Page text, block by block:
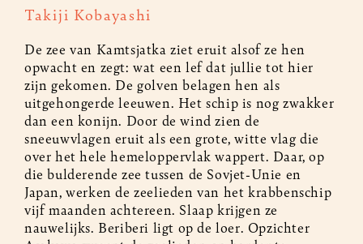
Takiji Kobayashi
De zee van Kamtsjatka ziet eruit alsof ze hen
opwacht en zegt: wat een lef dat jullie tot hier
zijn gekomen. De golven belagen hen als
uitgehongerde leeuwen. Het schip is nog zwakker
dan een konijn. Door de wind zien de
sneeuwvlagen eruit als een grote, witte vlag die
over het hele hemeloppervlak wappert. Daar, op
die bulderende zee tussen de Sovjet-Unie en
Japan, werken de zeelieden van het krabbenschip
vijf maanden achtereen. Slaap krijgen ze
nauwelijks. Beriberi ligt op de loer. Opzichter